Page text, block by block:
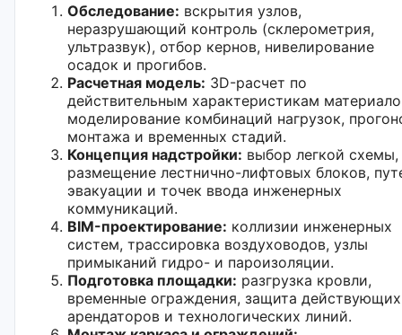
Обследование: вскрытия узлов,
неразрушающий контроль (склерометрия,
ультразвук), отбор кернов, нивелирование
осадок и прогибов.
Расчетная модель: 3D-расчет по
действительным характеристикам
моделирование комбинаций нагрузок,
монтажа и временных стадий.
Концепция надстройки: выбор легкой схемы,
размещение лестнично-лифтовых блоков,
эвакуации и точек ввода инженерных
коммуникаций.
BIM-проектирование: коллизии инженерных
систем, трассировка воздуховодов, узлы
примыканий гидро- и пароизоляции.
Подготовка площадки: разгрузка кровли,
временные ограждения, защита действующих
арендаторов и технологических линий.